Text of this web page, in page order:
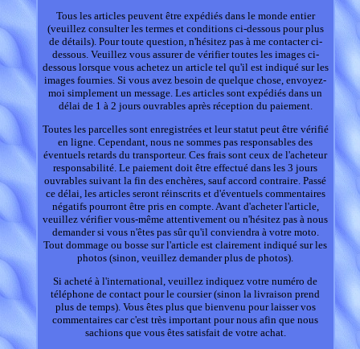
Tous les articles peuvent être expédiés dans le monde entier
(veuillez consulter les termes et conditions ci-dessous pour plus
de détails). Pour toute question, n'hésitez pas à me contacter ci-
dessous. Veuillez vous assurer de vérifier toutes les images ci-
dessous lorsque vous achetez un article tel qu'il est indiqué sur les
images fournies. Si vous avez besoin de quelque chose, envoyez-
moi simplement un message. Les articles sont expédiés dans un
délai de 1 à 2 jours ouvrables après réception du paiement.
Toutes les parcelles sont enregistrées et leur statut peut être vérifié
en ligne. Cependant, nous ne sommes pas responsables des
éventuels retards du transporteur. Ces frais sont ceux de l'acheteur
responsabilité. Le paiement doit être effectué dans les 3 jours
ouvrables suivant la fin des enchères, sauf accord contraire. Passé
ce délai, les articles seront réinscrits et d'éventuels commentaires
négatifs pourront être pris en compte. Avant d'acheter l'article,
veuillez vérifier vous-même attentivement ou n'hésitez pas à nous
demander si vous n'êtes pas sûr qu'il conviendra à votre moto.
Tout dommage ou bosse sur l'article est clairement indiqué sur les
photos (sinon, veuillez demander plus de photos).
Si acheté à l'international, veuillez indiquez votre numéro de
téléphone de contact pour le coursier (sinon la livraison prend
plus de temps). Vous êtes plus que bienvenu pour laisser vos
commentaires car c'est très important pour nous afin que nous
sachions que vous êtes satisfait de votre achat.